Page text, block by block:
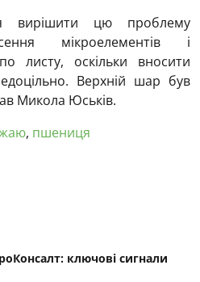
вирішити цю проблему
мікроелементів і
листу, оскільки вносити
Верхній шар був
Микола Юськів.
, пшениця
ключові cигнали